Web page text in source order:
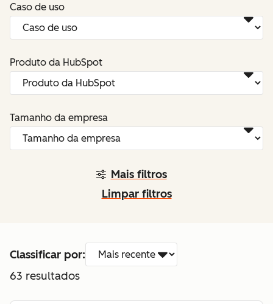
Mais filtros
Caso de uso
Produto da HubSpot
Tamanho da empresa
Limpar filtros
Classificar por:
63 resultados